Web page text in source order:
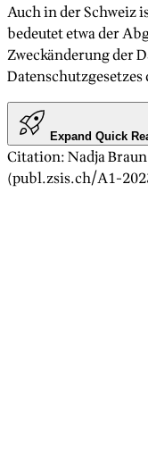
Auch in der Schweiz
bedeutet etwa der
Zweckänderung der
Expand Quick
Citation:Nadja
(publ.zsis.ch/A1-